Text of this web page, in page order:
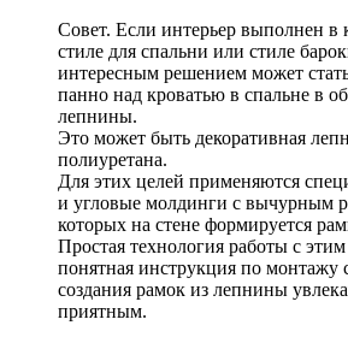
Совет. Если интерьер выполнен в
стиле для спальни или стиле
интересным решением может
панно над кроватью в спальне в
лепнины.
Это может быть декоративная
полиуретана.
Для этих целей применяются
и угловые молдинги с вычурным
которых на стене формируется
Простая технология работы с
понятная инструкция по монтажу
создания рамок из лепнины
приятным.